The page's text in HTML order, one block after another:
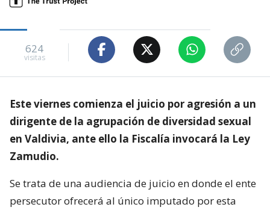
624
visitas
Este viernes comienza el juicio por agresión a un
dirigente de la agrupación de diversidad sexual
en Valdivia, ante ello la Fiscalía invocará la Ley
Zamudio.
Se trata de una audiencia de juicio en donde el ente
persecutor ofrecerá al único imputado por esta